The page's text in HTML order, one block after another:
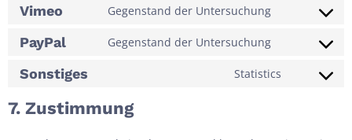
Vimeo Gegenstand der Untersuchung
PayPal Gegenstand der Untersuchung
Sonstiges Statistics
7. Zustimmung